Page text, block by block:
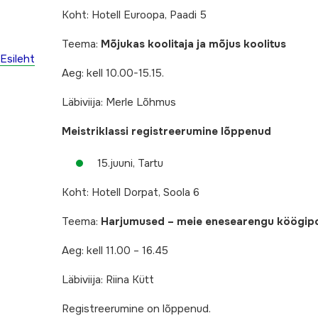
Esileht
Koht: Hotell Euroopa, Paadi 5
Teema: Mõjukas koolitaja ja mõjus koolitus
Aeg: kell 10.00-15.15.
Läbiviija: Merle Lõhmus
Meistriklassi registreerumine lõppenud
15.juuni, Tartu
Koht: Hotell Dorpat, Soola 6
Teema: Harjumused – meie enesearengu
Aeg: kell 11.00 – 16.45
Läbiviija: Riina Kütt
Registreerumine on lõppenud.